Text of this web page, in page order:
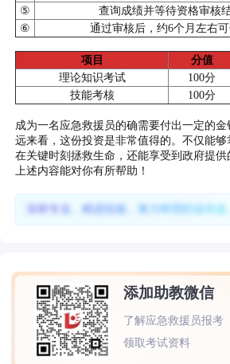
⑤
查询成绩并等待资格审核
⑥
通过审核后，约6个月左右可
项目 分值
理论知识考试
100分
技能考核
100分
成为一名应急救援员的确需要付出一定的
远来看，这份投资是非常值得的。不仅能够
在关键时刻拯救生命，还能享受到政府提
上述内容能对你有所帮助！
深耕专业、精进技能，努力终照职业坦途
添加助教微信
了解应急救援员报考
领取考试资料